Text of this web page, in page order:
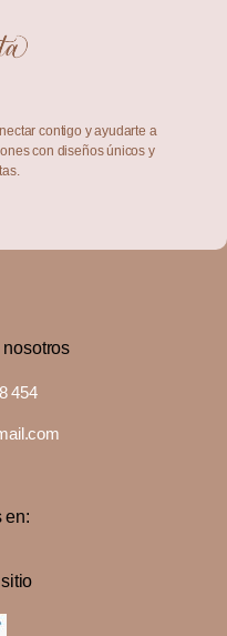
contigo y ayudarte a
con diseños únicos y
454
en: